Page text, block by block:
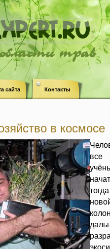
трав
сайта Контакты
в космосе
все